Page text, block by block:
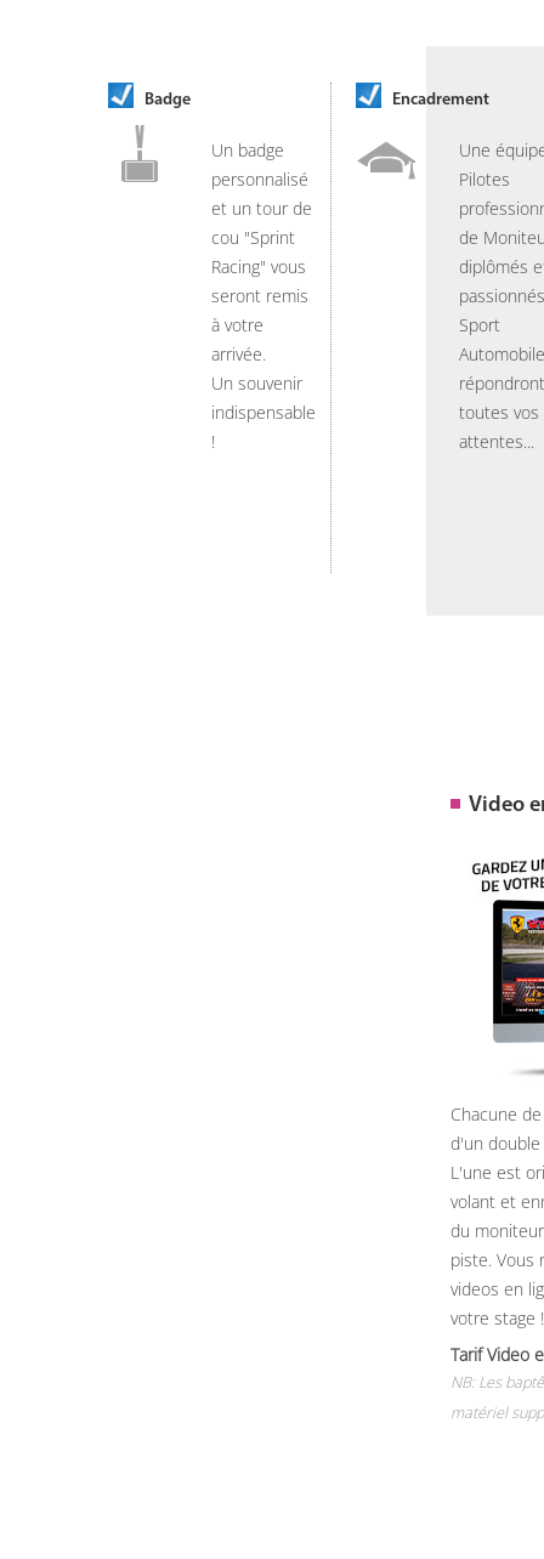
Badge
Un badge
personnalisé
et un tour de
cou "Sprint
Racing" vous
seront remis
à votre
arrivée.
Un souvenir
indispensable
!
Encadrement
Une
Pilotes
de
diplômés
Sport
Automobile
toutes vos
attentes...
Video
Chacune
d'un
L'une est
volant et
du
piste. Vous
videos en
votre stage !
Tarif Video
NB: Les
matériel